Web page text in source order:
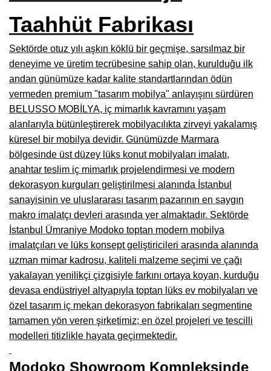
Burdur Mobilya İmalatçıları, Fabrikaları, Mağazaları
Isparta Mobilyacılar, Mobilya Mağazaları, Fabrikaları
Çankırı Mobilyacılar, Mobilya Mağazaları, İmalatçıları
Mersin Mobilyacılar, Mobilya Mağazaları, Üreticileri
Antalya Mobilyacıları, Mobilya Mağazaları, Firmaları
Bolu Mobilyacılar, Mobilya Mağazaları, İmalatçıları
Kırklareli Mobilyacılar, Mobilya Firmaları, Mağazaları
Muğla Mobilyacılar, Mobilya Mağazaları, İmalatçıları
Kastamonu Mobilya Mağazaları, Firmaları
Sakarya Mobilyacılar, Mobilya Mağazaları, İmalatçıları
Manisa Mobilyacılar, Mobilya Fabrikaları, Mağazaları
Osmaniye Mobilyacılar, Mobilya Mağazaları, İmalatçıları
Düzce Mobilyacılar, Mobilya Mağazaları, Fabrikaları
Taahhüt Fabrikası
Sektörde otuz yılı aşkın köklü bir geçmişe, sarsılmaz bir
deneyime ve üretim tecrübesine sahip olan, kurulduğu ilk
andan günümüze kadar kalite standartlarından ödün
vermeden premium "tasarım mobilya" anlayışını sürdüren
BELUSSO MOBİLYA, iç mimarlık kavramını yaşam
alanlarıyla bütünleştirerek mobilyacılıkta zirveyi yakalamış
küresel bir mobilya devidir. Günümüzde Marmara
bölgesinde üst düzey lüks konut mobilyaları imalatı,
anahtar teslim iç mimarlık projelendirmesi ve modern
dekorasyon kurguları geliştirilmesi alanında İstanbul
sanayisinin ve uluslararası tasarım pazarının en saygın
makro imalatçı devleri arasında yer almaktadır. Sektörde
İstanbul Ümraniye Modoko toptan modern mobilya
imalatçıları ve lüks konsept geliştiricileri arasında alanında
uzman mimar kadrosu, kaliteli malzeme seçimi ve çağı
yakalayan yenilikçi çizgisiyle farkını ortaya koyan, kurduğu
devasa endüstriyel altyapıyla toptan lüks ev mobilyaları ve
özel tasarım iç mekan dekorasyon fabrikaları segmentine
tamamen yön veren şirketimiz; en özel projeleri ve tescilli
modelleri titizlikle hayata geçirmektedir.
Modoko Showroom Kompleksinde